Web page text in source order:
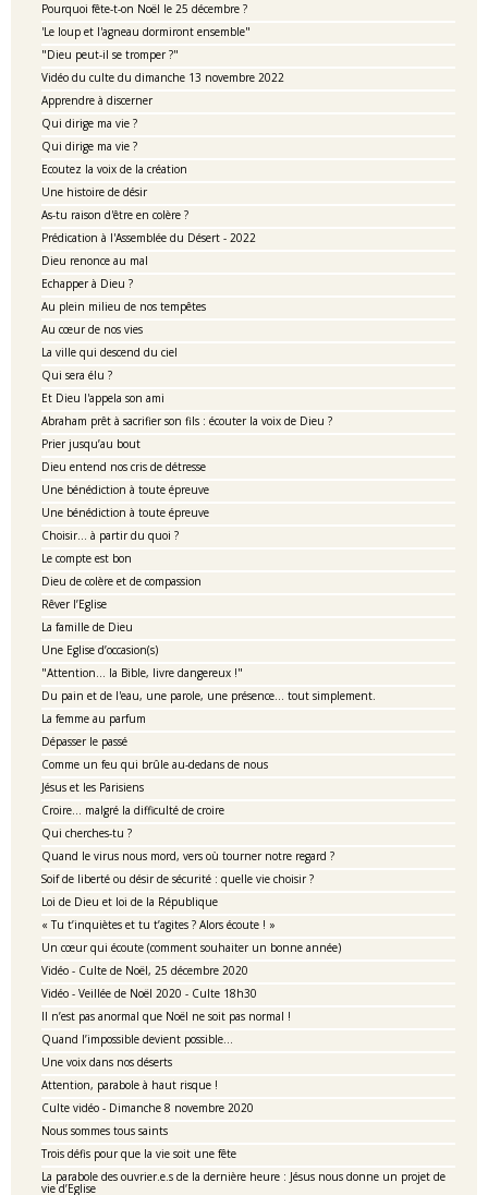
Pourquoi fête-t-on Noël le 25 décembre ?
'Le loup et l'agneau dormiront ensemble"
"Dieu peut-il se tromper ?"
Vidéo du culte du dimanche 13 novembre 2022
Apprendre à discerner
Qui dirige ma vie ?
Qui dirige ma vie ?
Ecoutez la voix de la création
Une histoire de désir
As-tu raison d'être en colère ?
Prédication à l'Assemblée du Désert - 2022
Dieu renonce au mal
Echapper à Dieu ?
Au plein milieu de nos tempêtes
Au cœur de nos vies
La ville qui descend du ciel
Qui sera élu ?
Et Dieu l'appela son ami
Abraham prêt à sacrifier son fils : écouter la voix de Dieu ?
Prier jusqu’au bout
Dieu entend nos cris de détresse
Une bénédiction à toute épreuve
Une bénédiction à toute épreuve
Choisir... à partir du quoi ?
Le compte est bon
Dieu de colère et de compassion
Rêver l’Eglise
La famille de Dieu
Une Eglise d’occasion(s)
"Attention... la Bible, livre dangereux !"
Du pain et de l'eau, une parole, une présence... tout simplement.
La femme au parfum
Dépasser le passé
Comme un feu qui brûle au-dedans de nous
Jésus et les Parisiens
Croire… malgré la difficulté de croire
Qui cherches-tu ?
Quand le virus nous mord, vers où tourner notre regard ?
Soif de liberté ou désir de sécurité : quelle vie choisir ?
Loi de Dieu et loi de la République
« Tu t’inquiètes et tu t’agites ? Alors écoute ! »
Un cœur qui écoute (comment souhaiter un bonne année)
Vidéo - Culte de Noël, 25 décembre 2020
Vidéo - Veillée de Noël 2020 - Culte 18h30
Il n’est pas anormal que Noël ne soit pas normal !
Quand l’impossible devient possible…
Une voix dans nos déserts
Attention, parabole à haut risque !
Culte vidéo - Dimanche 8 novembre 2020
Nous sommes tous saints
Trois défis pour que la vie soit une fête
La parabole des ouvrier.e.s de la dernière heure : Jésus nous donne un projet de
vie d’Eglise